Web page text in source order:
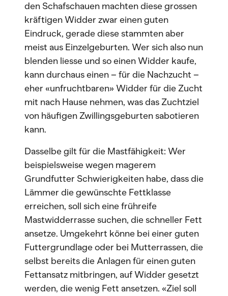
den Schafschauen machten diese grossen
kräftigen Widder zwar einen guten
Eindruck, gerade diese stammten aber
meist aus Einzelgeburten. Wer sich also nun
blenden liesse und so einen Widder kaufe,
kann durchaus einen – für die Nachzucht –
eher «unfruchtbaren» Widder für die Zucht
mit nach Hause nehmen, was das Zuchtziel
von häufigen Zwillingsgeburten sabotieren
kann.
Dasselbe gilt für die Mastfähigkeit: Wer
beispielsweise wegen magerem
Grundfutter Schwierigkeiten habe, dass die
Lämmer die gewünschte Fettklasse
erreichen, soll sich eine frühreife
Mastwidderrasse suchen, die schneller Fett
ansetze. Umgekehrt könne bei einer guten
Futtergrundlage oder bei Mutterrassen, die
selbst bereits die Anlagen für einen guten
Fettansatz mitbringen, auf Widder gesetzt
werden, die wenig Fett ansetzen. «Ziel soll